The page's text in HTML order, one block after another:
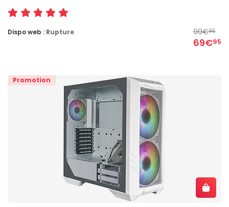
99€95
69€95
Dispo web : Rupture
Promotion